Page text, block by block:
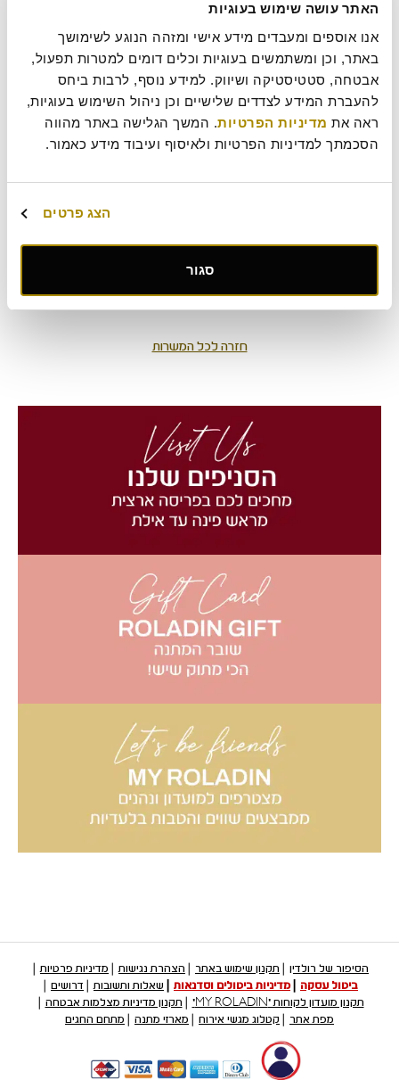
האתר עושה שימוש בעוגיות
ראה את מדיניות הפרטיות
הסכמתך למדיניות הפרטיות ולאיסוף ועיבוד מידע כאמור.
הצג פרטים
סגור
בעת שליחת טופס זה אני מאשר/ת כי קראתי את מדיניות
הפרטיותשל רולדין
עוד משהו נחמד שכדאי שנדע עלייך?
חזרה לכל המשרות
הסיפור של רולדין תקנון שימוש באתר הצהרת נגישות
מדיניות פרטיות
ביטול עסקה
מדיניות ביטולים וסדנאות שאלות ותשובות
דרושים
תקנון מועדון לקוחות "MY ROLADIN"
תקנון מדיניות מצלמות אבטחה
מפת אתר
קטלוג מגשי אירוח מארזי מתנה מתחם החגים